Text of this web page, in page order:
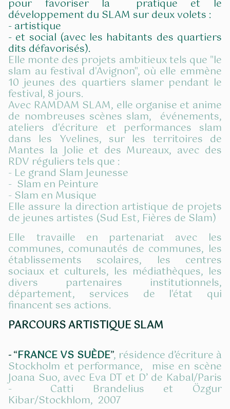
pour favoriser la pratique et le
développement du SLAM sur deux volets :
-artistique
- et social (avec les habitants des quartiers
dits défavorisés).
Elle monte des projets ambitieux tels que "le
slam au festival d'Avignon", où elle emmène
10 jeunes des quartiers slamer pendant le
festival, 8 jours.
Avec RAMDAM SLAM, elle organise et anime
de nombreuses scènes slam, événements,
ateliers d'écriture et performances slam
dans les Yvelines, sur les territoires de
Mantes la Jolie et des Mureaux, avec des
RDV réguliers tels que :
- Le grand Slam Jeunesse
- Slam en Peinture
- Slam en Musique
Elle assure la direction artistique de projets
de jeunes artistes (Sud Est, Fières de Slam)
Elle travaille en partenariat avec les
communes, comunautés de communes, les
établissements scolaires, les centres
sociaux et culturels, les médiathèques, les
divers partenaires institutionnels,
département, services de l'état qui
financent ses actions.
PARCOURS ARTISTIQUE SLAM
-“FRANCE VS SUÈDE”, résidence d’écriture à
Stockholm et performance, mise en scène
Joana Suo, avec Eva DT et D’ de Kabal/Paris
- Catti Brandelius et Özgur
Kibar/Stockhlom, 2007